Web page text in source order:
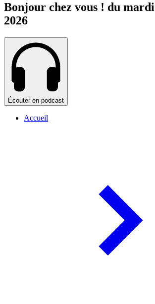
Bonjour chez vous ! du
2026
Écouter en podcast
Accueil